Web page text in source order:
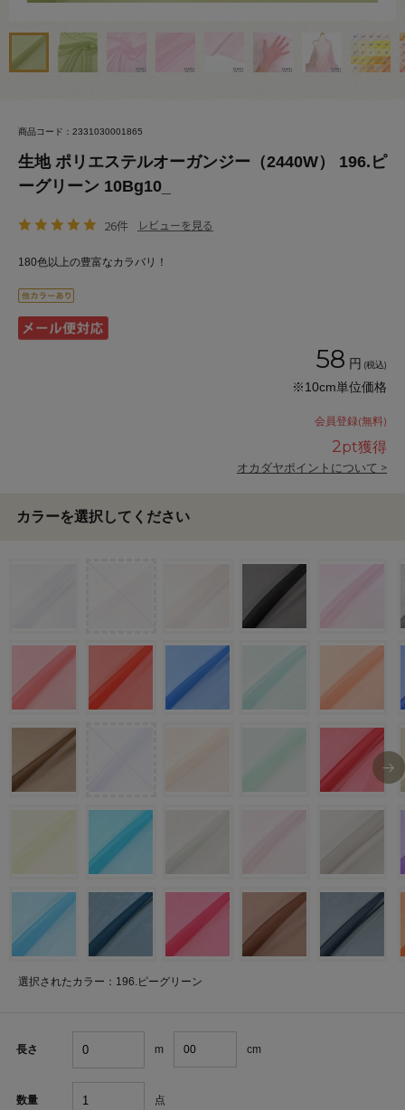
商品コード：2331030001865
生地 ポリエステルオーガンジー（2440W） 196.ピ
ーグリーン 10Bg10_
26件 レビューを見る
180色以上の豊富なカラバリ！
58 円 (税込)
※10cm単位価格
会員登録(無料)
2pt獲得
オカダヤポイントについて >
カラーを選択してください
選択されたカラー：196.ピーグリーン
長さ m cm
数量 点